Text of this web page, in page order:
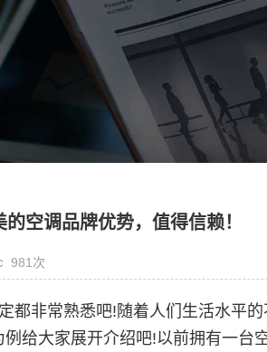
空调品牌优势，值得信赖！
981次
都非常熟悉吧!随着人们生活水平
给大家展开介绍吧!以前拥有一